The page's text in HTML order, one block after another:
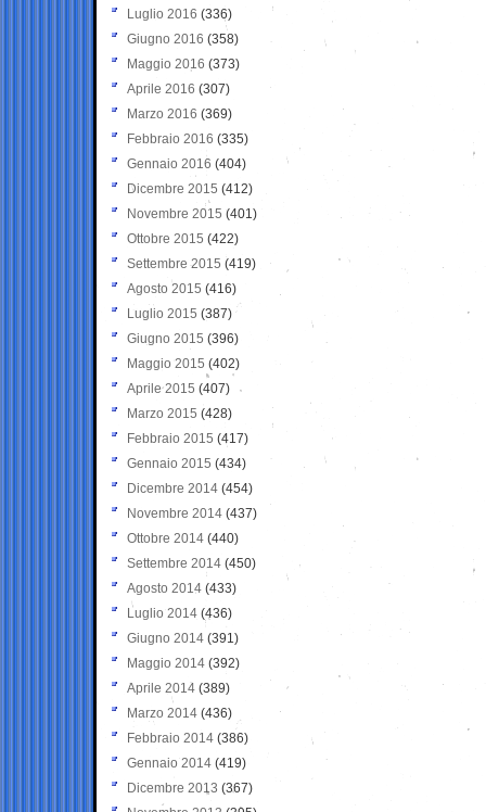
Luglio 2016 (336)
Giugno 2016 (358)
Maggio 2016 (373)
Aprile 2016 (307)
Marzo 2016 (369)
Febbraio 2016 (335)
Gennaio 2016 (404)
Dicembre 2015 (412)
Novembre 2015 (401)
Ottobre 2015 (422)
Settembre 2015 (419)
Agosto 2015 (416)
Luglio 2015 (387)
Giugno 2015 (396)
Maggio 2015 (402)
Aprile 2015 (407)
Marzo 2015 (428)
Febbraio 2015 (417)
Gennaio 2015 (434)
Dicembre 2014 (454)
Novembre 2014 (437)
Ottobre 2014 (440)
Settembre 2014 (450)
Agosto 2014 (433)
Luglio 2014 (436)
Giugno 2014 (391)
Maggio 2014 (392)
Aprile 2014 (389)
Marzo 2014 (436)
Febbraio 2014 (386)
Gennaio 2014 (419)
Dicembre 2013 (367)